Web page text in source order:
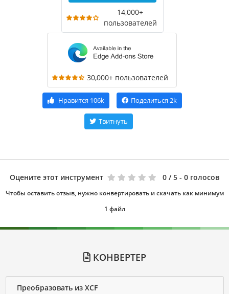
14,000+
пользователей
30,000+ пользователей
Нравится 106k Поделиться 2k
Твитнуть
Оцените этот инструмент 0 / 5 - 0 голосов
Чтобы оставить отзыв, нужно конвертировать и скачать как минимум
1 файл
КОНВЕРТЕР
Преобразовать из XCF